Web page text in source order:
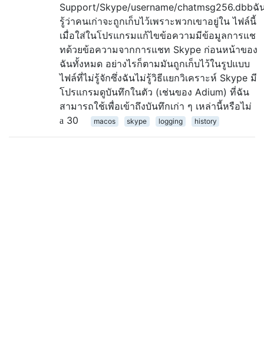
Support/Skype/username/chatmsg256.dbbฉั
รู้ว่าคนเก่าจะถูกเก็บไว้เพราะพวกเขาอยู่ใน ไฟล์นี้
เมื่อใส่ในโปรแกรมแก้ไขข้อความมีข้อมูลการแช
ทด้วยข้อความจากการแชท Skype ก่อนหน้าของ
ฉันทั้งหมด อย่างไรก็ตามมันถูกเก็บไว้ในรูปแบบ
ไฟล์ที่ไม่รู้จักซึ่งฉันไม่รู้วิธีแยกวิเคราะห์ Skype มี
โปรแกรมดูบันทึกในตัว (เช่นของ Adium) ที่ฉัน
สามารถใช้เพื่อเข้าถึงบันทึกเก่า ๆ เหล่านี้หรือไม่
30
macos skype logging history